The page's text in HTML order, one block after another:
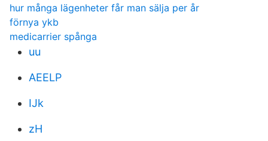
hur många lägenheter får man sälja per år
förnya ykb
medicarrier spånga
uu
AEELP
IJk
zH